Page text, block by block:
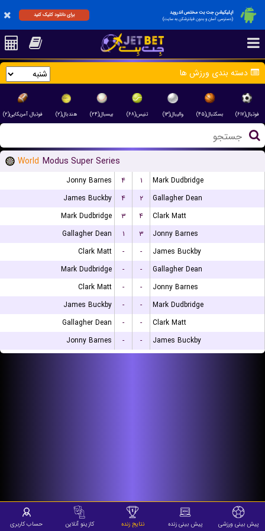
اپلیکیشن جت بت مختص اندروید
(دسترسی آسان و بدون فیلترشکن به سایت)
برای دانلود کلیک کنید
دسته بندی ورزش ها
فوتبال(۶۱۷) بسکتبال(۴۵) والیبال(۱۳) تنیس(۶۸) بیسبال(۲۴) هندبال(۲) فوتبال آمریکایی(۲)
World Modus Super Series
Jonny Barnes ۴ ۱
Mark Dudbridge
James Buckby
۴ ۲
Gallagher Dean
Mark Dudbridge
۳ ۴
Clark Matt
Gallagher Dean
۱ ۳
Jonny Barnes
Clark Matt
- -
James Buckby
Mark Dudbridge
- -
Gallagher Dean
Clark Matt
- -
Jonny Barnes
James Buckby
- -
Mark Dudbridge
Gallagher Dean
- -
Clark Matt
Jonny Barnes
- - James Buckby
پیش بینی ورزشی پیش بینی زنده نتایج زنده کازینو آنلاین حساب کاربری